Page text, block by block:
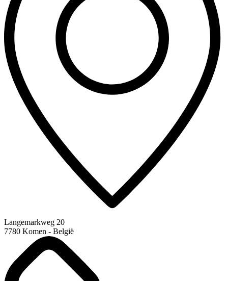
Langemarkweg 20
7780 Komen - België